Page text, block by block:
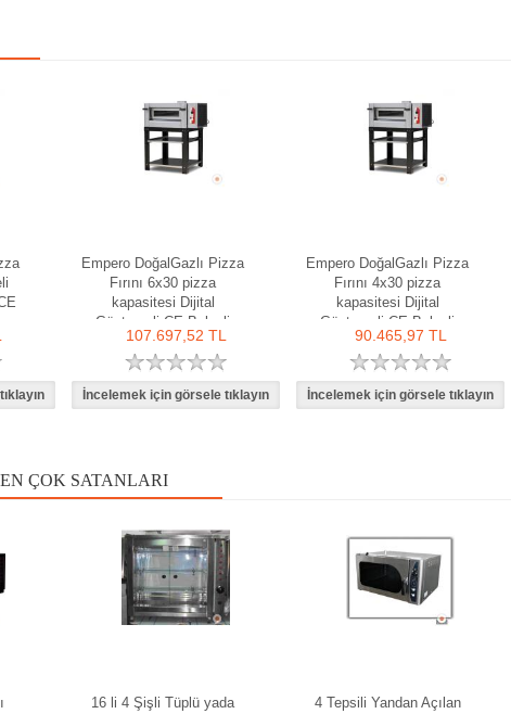
Empero DoğalGazlı Pizza
Fırını 6x30 pizza
kapasitesi Dijital
Göstergeli CE Belgeli
107.697,52 TL
Empero DoğalGazlı Pizza
Fırını 4x30 pizza
kapasitesi Dijital
Göstergeli CE Belgeli
90.465,97 TL
ÇOK SATANLARI
16 li 4 Şişli Tüplü yada 4 Tepsili Yandan Açılan